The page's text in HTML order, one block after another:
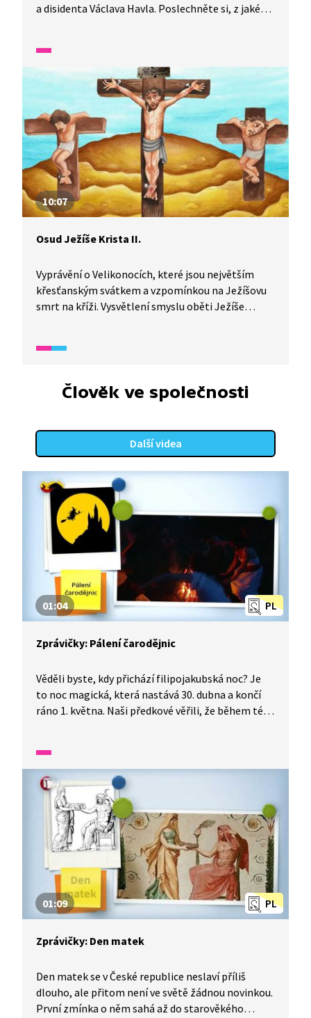
a disidenta Václava Havla. Poslechněte si, z jaké
ve vězení. I díky tomu se dnes uděluje cena Václava
Havla těm, kteří přispěli k ochraně lidských práv.
10:07
Osud Ježíše Krista II.
Vyprávění o Velikonocích, které jsou největším
křesťanským svátkem a vzpomínkou na Ježíšovu
smrt na kříži. Vysvětlení smyslu oběti Ježíše
Člověk ve společnosti
Další videa
PL
01:04
Zprávičky: Pálení čarodějnic
Věděli byste, kdy přichází filipojakubská noc? Je
to noc magická, která nastává 30. dubna a končí
ráno 1. května. Naši předkové věřili, že během této
z vás už zažila pálení čarodějnic, ale věděli byste,
jaké další tradice dodržovali naši předci? Pokud ne,
pusťte si následující reportáž, kde se dozvíte více.
PL
01:09
Zprávičky: Den matek
Den matek se v České republice neslaví příliš
dlouho, ale přitom není ve světě žádnou novinkou.
První zmínka o něm sahá až do starověkého